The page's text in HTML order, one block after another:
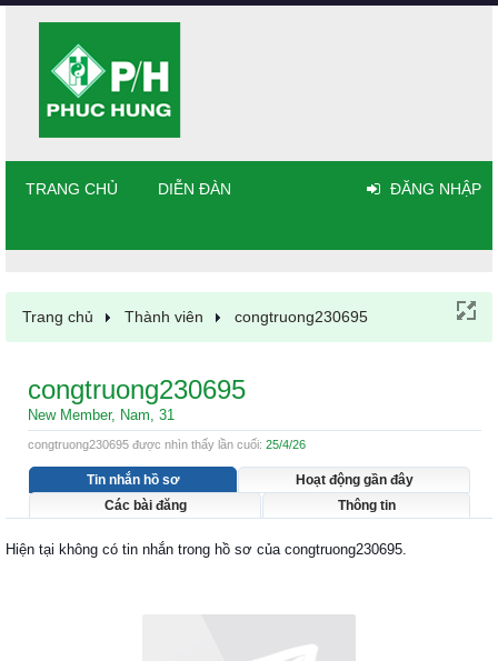
Trang chủ Thành viên congtruong230695
congtruong230695
New Member, Nam, 31
congtruong230695 được nhìn thấy lần cuối: 25/4/26
Tin nhắn hồ sơ
Hoạt động gần đây
Các bài đăng
Thông tin
Hiện tại không có tin nhắn trong hồ sơ của congtruong230695.
TRANG CHỦ DIỄN ĐÀN ĐĂNG NHẬP